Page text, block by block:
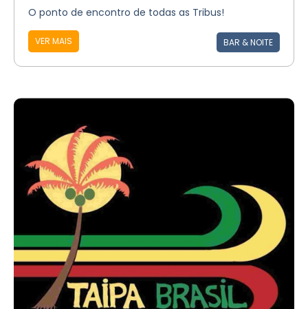
O ponto de encontro de todas as Tribus!
VER MAIS BAR & NOITE